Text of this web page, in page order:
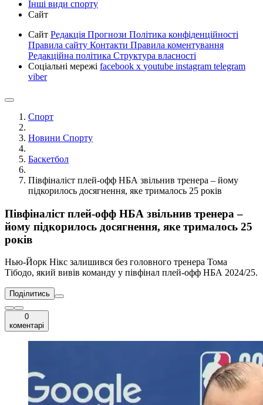
Інші види спорту
Сайт
Сайт Редакція Прогнози Політика конфіденційності
Правила сайту Контакти Правила коментування
Редакційна політика Структура власності
Соціальні мережі facebook x youtube instagram telegram
viber
Спорт
Новини Спорту
Баскетбол
Півфіналіст плей-офф НБА звільнив тренера – йому
підкорилось досягнення, яке трималось 25 років
Півфіналіст плей-офф НБА звільнив тренера –
йому підкорилось досягнення, яке трималось 25
років
Нью-Йорк Нікс залишився без головного тренера Тома
Тібодо, який вивів команду у півфінал плей-офф НБА 2024/25.
Поділитись
0
коментарі